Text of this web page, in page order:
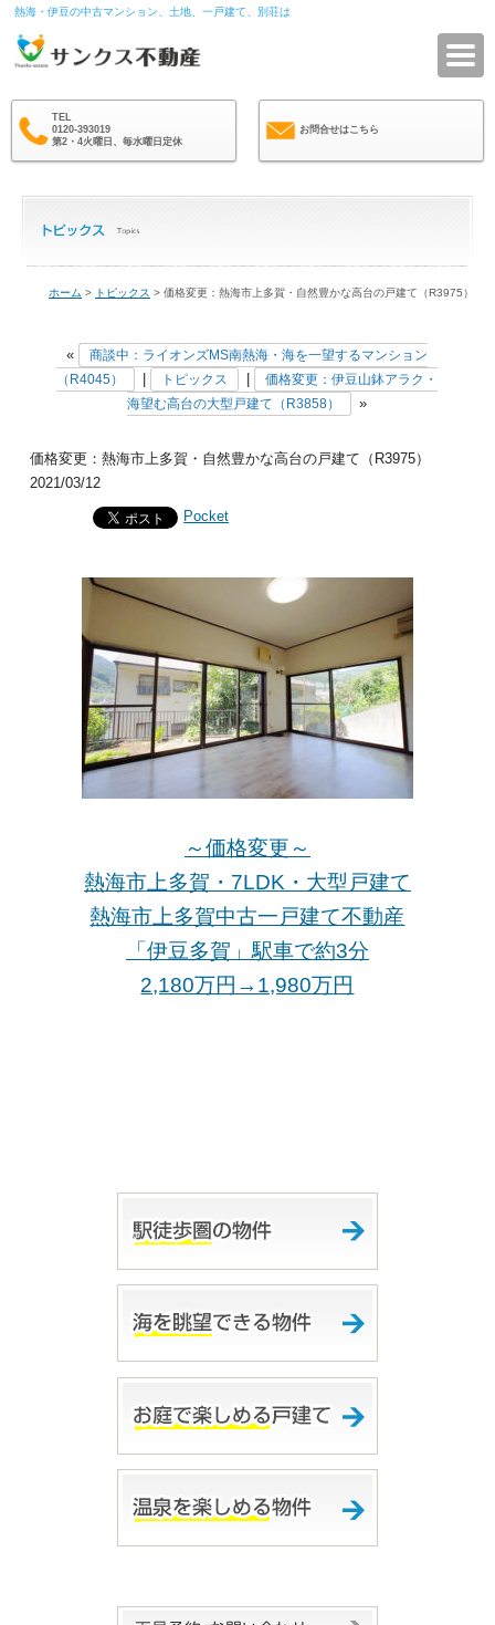
熱海・伊豆の中古マンション、土地、一戸建て、別荘は
TEL
0120-393019
第2・4火曜日、毎水曜日定休
お問合せはこちら
ホーム > トピックス > 価格変更：熱海市上多賀・自然豊かな高台の戸建て（R3975）
«
商談中：ライオンズMS南熱海・海を一望するマンション
（R4045）
トピックス
価格変更：伊豆山鉢アラク・
海望む高台の大型戸建て（R3858）
»
価格変更：熱海市上多賀・自然豊かな高台の戸建て（R3975）
2021/03/12
Pocket
～価格変更～
熱海市上多賀・7LDK・大型戸建て
熱海市上多賀中古一戸建て不動産
「伊豆多賀」駅車で約3分
2,180万円→1,980万円